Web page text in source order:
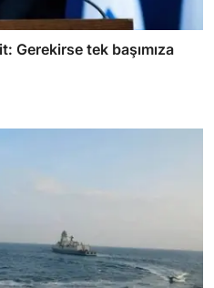
Gerekirse tek başımıza